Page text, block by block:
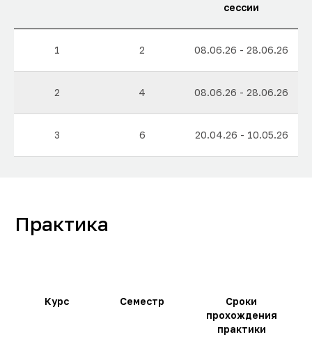
сессии
1 2 08.06.26 - 28.06.26
2 4 08.06.26 - 28.06.26
3 6 20.04.26 - 10.05.26
Курс Семестр
Сроки
прохождения
практики
Библиоклуб
логинами и паролями для доступа
в электронную библиотечную систему
специальности.